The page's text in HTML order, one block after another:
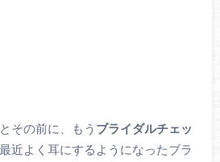
その前に、もう ブライダルチェッ
近よく耳にするようになったブラ